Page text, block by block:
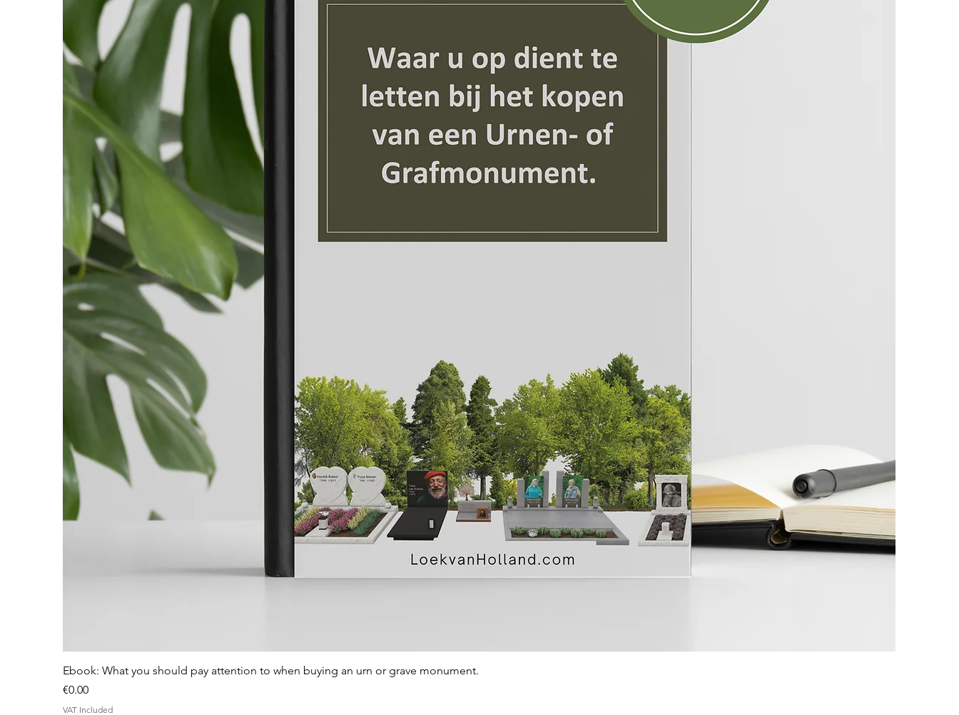
Quick View
Ebook: What you should pay attention to when buying an urn or grave monument.
Price
€0.00
VAT Included